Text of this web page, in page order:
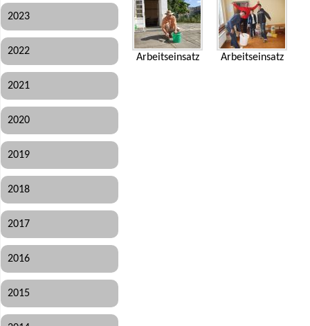
2023
2022
2021
2020
2019
2018
2017
2016
2015
Arbeitseinsatz Arbeitseinsatz